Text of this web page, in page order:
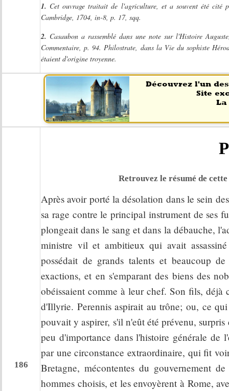
1. Cet ouvrage traitait de l'agriculture, et a souvent été cité
Cambridge, 1704, in-8, p. 17, sqq.
2. Casaubon a rassemblé dans une note sur l'Histoire
Commentaire, p. 94. Philostrate, dans la Vie du sophiste
étaient d'origine troyenne.
186
Retrouvez le résumé de
Après avoir porté la désolation dans le sein
sa rage contre le principal instrument de ses
plongeait dans le sang et dans la débauche,
ministre vil et ambitieux qui avait
possédait de grands talents et beaucoup
exactions, et en s'emparant des biens des
obéissaient comme à leur chef. Son fils, déjà
d'Illyrie. Perennis aspirait au trône; ou, ce
pouvait y aspirer, s'il n'eût été prévenu,
peu d'importance dans l'histoire générale de
par une circonstance extraordinaire, qui fit
Bretagne, mécontentes du gouvernement
hommes choisis, et les envoyèrent à Rome,